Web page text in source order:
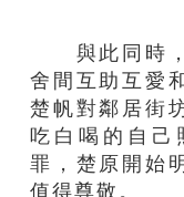
與此同時，
舍間互助互愛
楚帆對鄰居街
吃白喝的自己
罪，楚原開始
值得尊敬。